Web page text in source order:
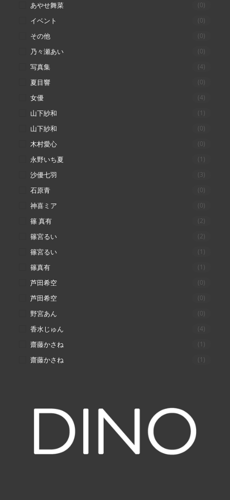
あやせ舞菜 (0)
イベント (0)
その他 (0)
乃々瀬あい (0)
写真集 (4)
夏目響 (0)
女優 (4)
山下紗和 (1)
山下紗和 (0)
木村愛心 (0)
永野いち夏 (1)
沙優七羽 (3)
石原青 (0)
神喜ミア (0)
篠 真有 (2)
篠宮るい (2)
篠宮るい (1)
篠真有 (1)
芦田希空 (0)
芦田希空 (0)
野宮あん (0)
香水じゅん (4)
齋藤かさね (1)
齋藤かさね (1)